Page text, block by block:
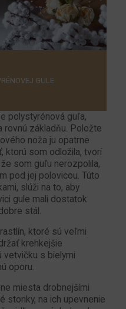
GULE
polystyrénová guľa,
rovnú základňu. Položte
noža ju opatrne
ktorú som odložila, tvorí
som guľu nerozpolila,
pod jej polovicou. Túto
slúži na to, aby
gule mali dostatok
stál.
ktoré sú veľmi
krehkejšie
vetvičku s bielymi
oporu.
miesta drobnejšími
stonky, na ich upevnenie